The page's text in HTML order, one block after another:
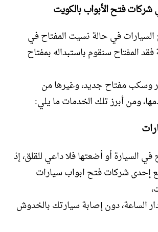
شركات فتح الأبواب بالكويت
في حالة نسيت المفتاح في
فقد المفتاح سنقوم باستبداله بمفتاح
وسكب مفتاح جديد، وغيرها من
ومن أبرز تلك الخدمات ما يلي:
السيارة أو أضعتها فلا داعي للقلق، إذ
إحدى شركات فتح ابواب سيارات
الساعة، دون إصابة سيارتك بالخدوش